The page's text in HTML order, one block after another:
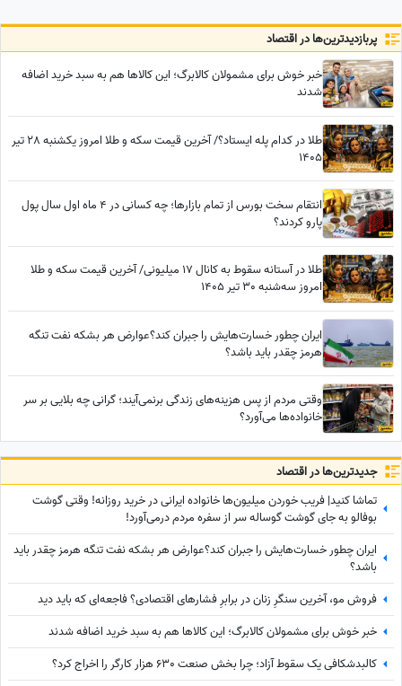
پربازدید‌ترین‌ها در اقتصاد
خبر خوش برای مشمولان کالابرگ؛ این کالاها هم به سبد خرید اضافه
شدند
طلا در کدام پله ایستاد؟/ آخرین قیمت سکه و طلا امروز یکشنبه 28 تیر
1405
انتقام سخت بورس از تمام بازارها؛ چه کسانی در 4 ماه اول سال پول
پارو کردند؟
طلا در آستانه سقوط به کانال 17 میلیونی/ آخرین قیمت سکه و طلا
امروز سه‌شنبه 30 تیر 1405
ایران چطور خسارت‌هایش را جبران کند؟عوارض هر بشکه نفت تنگه
هرمز چقدر باید باشد؟
وقتی مردم از پس هزینه‌های زندگی برنمی‌آیند؛ گرانی چه بلایی بر سر
خانواده‌ها می‌آورد؟
جدید‌ترین‌ها در اقتصاد
تماشا کنید| فریب خوردن میلیون‌ها خانواده ایرانی در خرید روزانه! وقتی گوشت
بوفالو به جای گوشت گوساله سر از سفره مردم درمی‌آورد!
ایران چطور خسارت‌هایش را جبران کند؟عوارض هر بشکه نفت تنگه هرمز چقدر باید
باشد؟
فروش مو، آخرین سنگرِ زنان در برابرِ فشارهای اقتصادی؟ فاجعه‌ای که باید دید
خبر خوش برای مشمولان کالابرگ؛ این کالاها هم به سبد خرید اضافه شدند
کالبدشکافی یک سقوط آزاد؛ چرا بخش صنعت 630 هزار کارگر را اخراج کرد؟